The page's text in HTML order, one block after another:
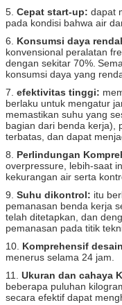
5. Cepat start-up: dapat
pada kondisi bahwa air
6. Konsumsi daya
konvensional peralatan
dengan sekitar 70%.
konsumsi daya yang
7. efektivitas tinggi:
berlaku untuk mengatur
memastikan suhu yang
bagian dari benda kerja),
terbatas, dan dapat
8. Perlindungan
overpressure, lebih-saat
kekurangan air serta
9. Suhu dikontrol: itu
pemanasan benda kerja
telah ditetapkan, dan
pemanasan pada titik
10. Komprehensif
menerus selama 24 jam.
11. Ukuran dan cahaya
beberapa puluhan
secara efektif dapat